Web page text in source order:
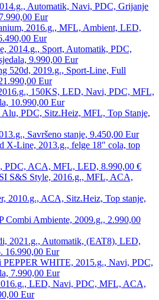
Automatik, Navi, PDC, Grijanje
Eur
2016.g., MFL, Ambient, LED,
Eur
2014.g., Sport, Automatik, PDC,
9.990,00 Eur
520d, 2019.g., Sport-Line, Full
Eur
150KS, LED, Navi, PDC, MFL,
10.990,00 Eur
PDC, Sitz.Heiz, MFL, Top Stanje,
Savršeno stanje, 9.450,00 Eur
X-Line, 2013.g., felge 18″ cola, top
PDC, ACA, MFL, LED, 8.990,00 €
S&S Style, 2016.g., MFL, ACA,
2010.g., ACA, Sitz.Heiz, Top stanje,
Combi Ambiente, 2009.g., 2.990,00
2021.g., Automatik, (EAT8), LED,
16.990,00 Eur
WHITE, 2015.g., Navi, PDC,
7.990,00 Eur
LED, Navi, PDC, MFL, ACA,
Eur